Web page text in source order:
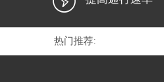
热门推荐: